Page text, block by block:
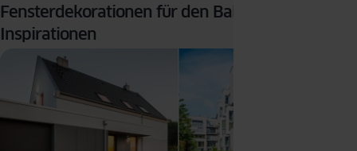
Fensterdekorationen für den Balkon – Die besten
Inspirationen